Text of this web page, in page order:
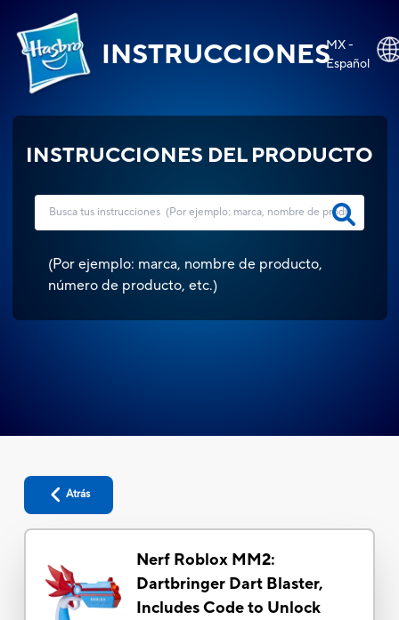
INSTRUCCIONESMX -
Español
INSTRUCCIONES DEL PRODUCTO
(Por ejemplo: marca, nombre de producto,
número de producto, etc.)
Atrás
Nerf Roblox MM2:
Dartbringer Dart Blaster,
Includes Code to Unlock